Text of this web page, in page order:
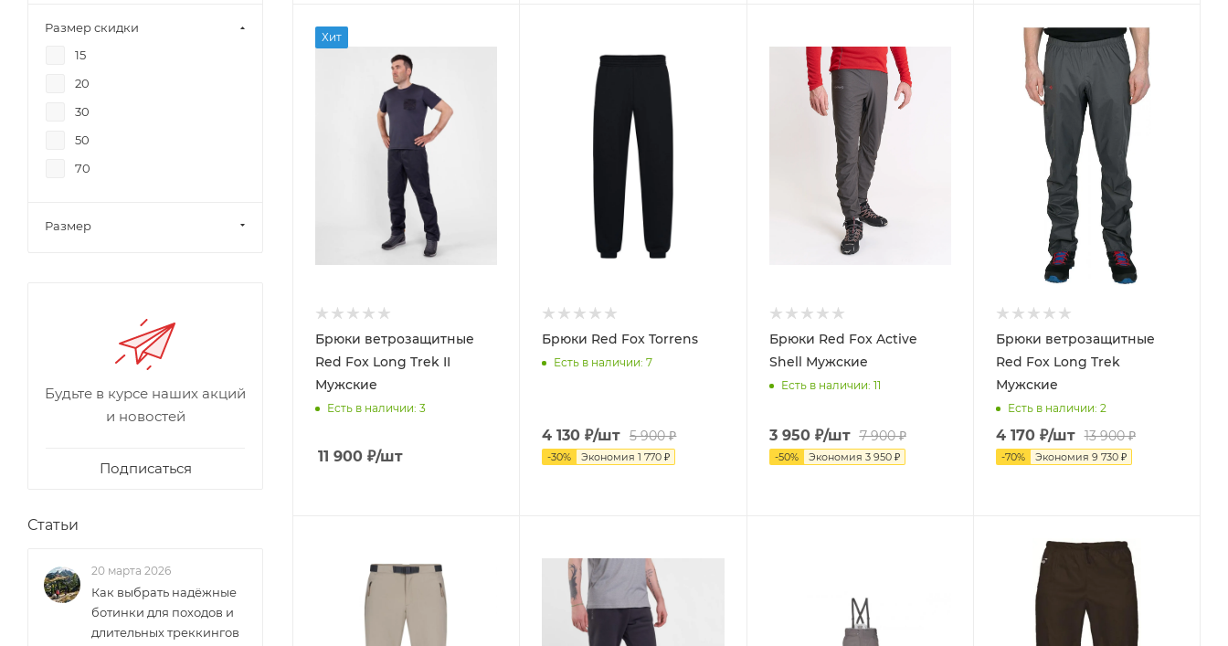
Хит
Брюки ветрозащитные
Red Fox Long Trek II
Мужские
Есть в наличии: 3
11 900 ₽/шт
Брюки Red Fox Torrens
Есть в наличии: 7
4 130 ₽/шт 5 900₽
-30% Экономия1 770 ₽
Брюки Red Fox Active
Shell Мужские
Есть в наличии: 11
3 950₽/шт 7 900₽
-50% Экономия 3 950₽
Брюки ветрозащитные
Red Fox Long Trek
Мужские
Есть в наличии: 2
4 170₽/шт 13 900₽
-70% Экономия 9 730₽
Размер скидки
15
20
30
50
70
Размер
Будьте в курсе наших акций
и новостей
Подписаться
Статьи
20 марта 2026
Как выбрать надёжные
ботинки для походов и
длительных треккингов